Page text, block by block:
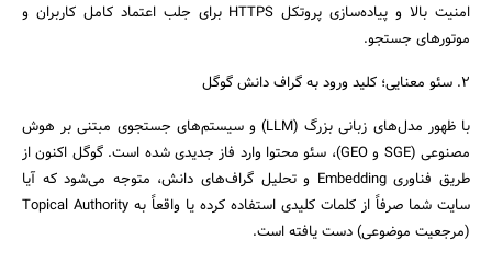
امنیت بالا و پیاده‌سازی پروتکل HTTPS برای جلب اعتماد کامل کاربران و
موتورهای جستجو.
۲. سئو معنایی؛ کلید ورود به گراف دانش گوگل
با ظهور مدل‌های زبانی بزرگ (LLM) و سیستم‌های جستجوی مبتنی بر هوش
مصنوعی (SGE و GEO)، سئو محتوا وارد فاز جدیدی شده است. گوگل اکنون از
طریق فناوری Embedding و تحلیل گراف‌های دانش، متوجه می‌شود که آیا
سایت شما صرفاً از کلمات کلیدی استفاده کرده یا واقعاً به Topical Authority
(مرجعیت موضوعی) دست یافته است.